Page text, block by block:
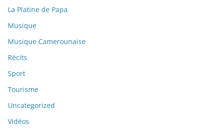
La Platine de Papa
Musique
Musique Camerounaise
Récits
Sport
Tourisme
Uncategorized
Vidéos